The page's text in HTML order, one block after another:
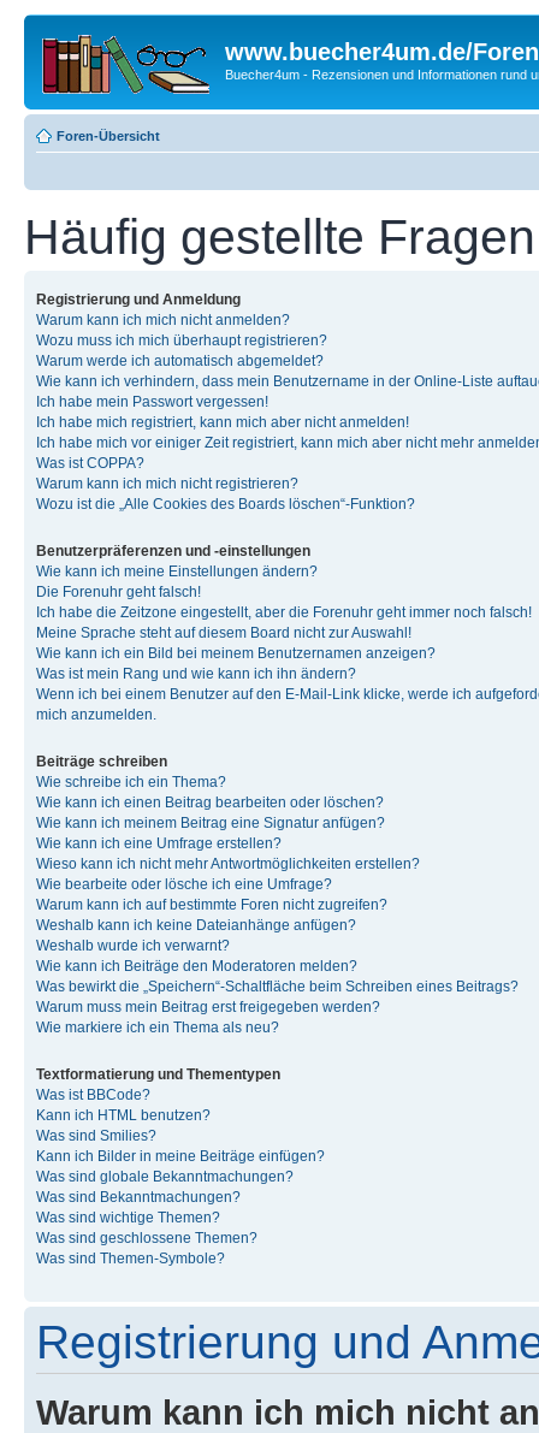
www.buecher4um.de/Foren
Buecher4um - Rezensionen und Informationen rund
Foren-Übersicht
Häufig gestellte Fragen
Registrierung und Anmeldung
Warum kann ich mich nicht anmelden?
Wozu muss ich mich überhaupt registrieren?
Warum werde ich automatisch abgemeldet?
Wie kann ich verhindern, dass mein Benutzername in der Online-Liste
Ich habe mein Passwort vergessen!
Ich habe mich registriert, kann mich aber nicht anmelden!
Ich habe mich vor einiger Zeit registriert, kann mich aber nicht mehr
Was ist COPPA?
Warum kann ich mich nicht registrieren?
Wozu ist die „Alle Cookies des Boards löschen“-Funktion?
Benutzerpräferenzen und -einstellungen
Wie kann ich meine Einstellungen ändern?
Die Forenuhr geht falsch!
Ich habe die Zeitzone eingestellt, aber die Forenuhr geht immer noch falsch!
Meine Sprache steht auf diesem Board nicht zur Auswahl!
Wie kann ich ein Bild bei meinem Benutzernamen anzeigen?
Was ist mein Rang und wie kann ich ihn ändern?
Wenn ich bei einem Benutzer auf den E-Mail-Link klicke, werde ich
mich anzumelden.
Beiträge schreiben
Wie schreibe ich ein Thema?
Wie kann ich einen Beitrag bearbeiten oder löschen?
Wie kann ich meinem Beitrag eine Signatur anfügen?
Wie kann ich eine Umfrage erstellen?
Wieso kann ich nicht mehr Antwortmöglichkeiten erstellen?
Wie bearbeite oder lösche ich eine Umfrage?
Warum kann ich auf bestimmte Foren nicht zugreifen?
Weshalb kann ich keine Dateianhänge anfügen?
Weshalb wurde ich verwarnt?
Wie kann ich Beiträge den Moderatoren melden?
Was bewirkt die „Speichern“-Schaltfläche beim Schreiben eines Beitrags?
Warum muss mein Beitrag erst freigegeben werden?
Wie markiere ich ein Thema als neu?
Textformatierung und Thementypen
Was ist BBCode?
Kann ich HTML benutzen?
Was sind Smilies?
Kann ich Bilder in meine Beiträge einfügen?
Was sind globale Bekanntmachungen?
Was sind Bekanntmachungen?
Was sind wichtige Themen?
Was sind geschlossene Themen?
Was sind Themen-Symbole?
Registrierung und
Warum kann ich mich nicht